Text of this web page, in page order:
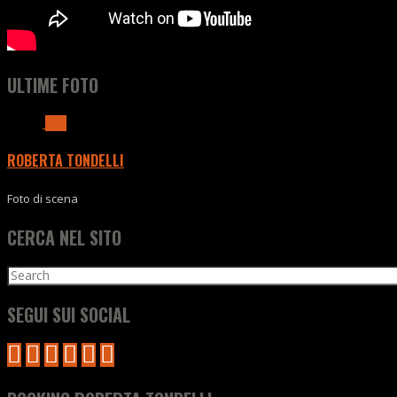
ULTIME FOTO
ROBERTA TONDELLI
Foto di scena
CERCA NEL SITO
Search
for:
SEGUI SUI SOCIAL